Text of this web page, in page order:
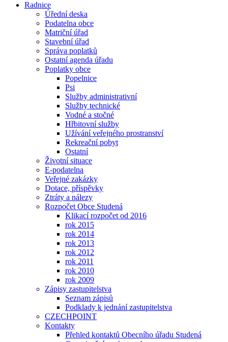
Radnice
Úřední deska
Podatelna obce
Matriční úřad
Stavební úřad
Správa poplatků
Ostatní agenda úřadu
Poplatky obce
Popelnice
Psi
Služby administrativní
Služby technické
Vodné a stočné
Hřbitovní služby
Užívání veřejného prostranství
Rekreační pobyt
Ostatní
Životní situace
E-podatelna
Veřejné zakázky
Dotace, příspěvky
Ztráty a nálezy
Rozpočet Obce Studená
Klikací rozpočet od 2016
rok 2015
rok 2014
rok 2013
rok 2012
rok 2011
rok 2010
rok 2009
Zápisy zastupitelstva
Seznam zápisů
Podklady k jednání zastupitelstva
CZECHPOINT
Kontakty
Přehled kontaktů Obecního úřadu Studená